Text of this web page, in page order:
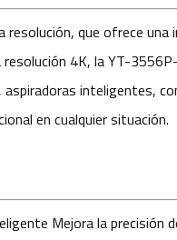
que ofrece una
4K, la YT-
inteligentes,
en cualquier situación.
Mejora la precisión